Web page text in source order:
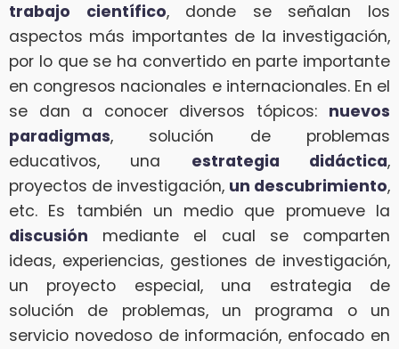
trabajo científico, donde se señalan los
aspectos más importantes de la investigación,
por lo que se ha convertido en parte importante
en congresos nacionales e internacionales. En el
se dan a conocer diversos tópicos: nuevos
paradigmas, solución de problemas
educativos, una estrategia didáctica,
proyectos de investigación, un descubrimiento,
etc. Es también un medio que promueve la
discusión mediante el cual se comparten
ideas, experiencias, gestiones de investigación,
un proyecto especial, una estrategia de
solución de problemas, un programa o un
servicio novedoso de información, enfocado en